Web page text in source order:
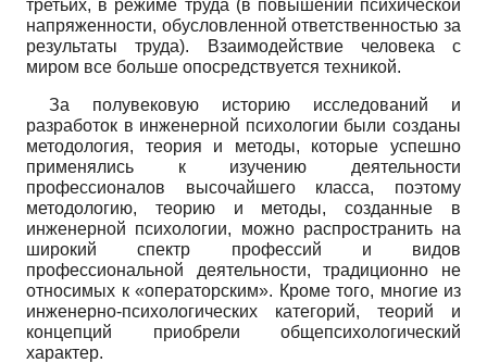
третьих, в режиме труда (в повышении психической
напряженности, обусловленной ответственностью за
результаты труда). Взаимодействие человека с
миром все больше опосредствуется техникой.
За полувековую историю исследований и
разработок в инженерной психологии были созданы
методология, теория и методы, которые успешно
применялись к изучению деятельности
профессионалов высочайшего класса, поэтому
методологию, теорию и методы, созданные в
инженерной психологии, можно распространить на
широкий спектр профессий и видов
профессиональной деятельности, традиционно не
относимых к «операторским». Кроме того, многие из
инженерно-психологических категорий, теорий и
концепций приобрели общепсихологический
характер.